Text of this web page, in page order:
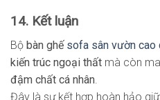
14. Kết luận
Bộ bàn ghế sofa sân vườn cao
kiến trúc ngoại thất mà còn
đậm chất cá nhân
Đây là sự kết hợp hoàn hảo